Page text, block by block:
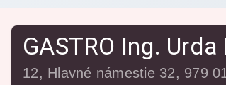
GASTRO Ing.
12, Hlavné námestie 32, 979